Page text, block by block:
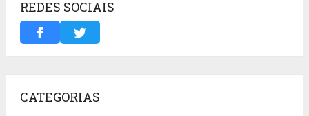
REDES SOCIAIS
CATEGORIAS